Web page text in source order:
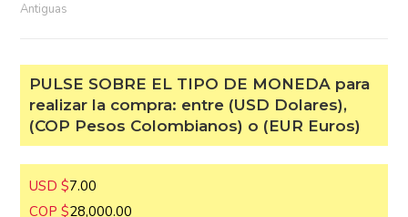
Monedas Antiguas
PULSE SOBRE EL TIPO DE MONEDA
para realizar la compra: entre (USD
Dolares), (COP Pesos Colombianos) o
(EUR Euros)
USD $7.00